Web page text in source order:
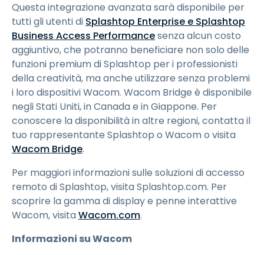
Questa integrazione avanzata sarà disponibile per
tutti gli utenti di Splashtop Enterprise e Splashtop
Business Access Performancesenza alcun costo
aggiuntivo, che potranno beneficiare non solo delle
funzioni premium di Splashtop per i professionisti
della creatività, ma anche utilizzare senza problemi
i loro dispositivi Wacom. Wacom Bridge è disponibile
negli Stati Uniti, in Canada e in Giappone. Per
conoscere la disponibilità in altre regioni, contatta il
tuo rappresentante Splashtop o Wacom o visita
Wacom Bridge.
Per maggiori informazioni sulle soluzioni di accesso
remoto di Splashtop, visita Splashtop.com. Per
scoprire la gamma di display e penne interattive
Wacom, visitaWacom.com.
Informazioni su Wacom